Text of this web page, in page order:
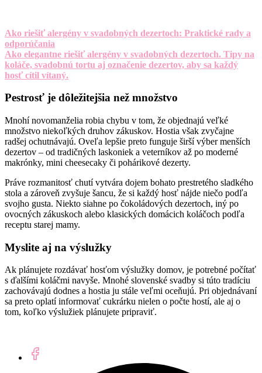
Ako riešiť alergény v svadobných dezertoch: Praktické rady a
odporúčania
Ako elegantne riešiť alergény v svadobných dezertoch. Tipy na
koláče, svadobnú tortu aj označenie dezertov, aby sa každý
hosť cítil vítaný.
Pestrosť je dôležitejšia než množstvo
Mnohí novomanželia robia chybu v tom, že objednajú veľké
množstvo niekoľkých druhov zákuskov. Hostia však zvyčajne
radšej ochutnávajú. Oveľa lepšie preto funguje širší výber menších
dezertov – od tradičných laskoniek a veterníkov až po moderné
makrónky, mini cheesecaky či pohárikové dezerty.
Práve rozmanitosť chutí vytvára dojem bohato prestretého sladkého
stola a zároveň zvyšuje šancu, že si každý hosť nájde niečo podľa
svojho gusta. Niekto siahne po čokoládových dezertoch, iný po
ovocných zákuskoch alebo klasických domácich koláčoch podľa
receptu starej mamy.
Myslite aj na výslužky
Ak plánujete rozdávať hosťom výslužky domov, je potrebné počítať
s ďalšími koláčmi navyše. Mnohé slovenské svadby si túto tradíciu
zachovávajú dodnes a hostia ju stále veľmi oceňujú. Pri objednávaní
sa preto oplatí informovať cukrárku nielen o počte hostí, ale aj o
tom, koľko výslužiek plánujete pripraviť.